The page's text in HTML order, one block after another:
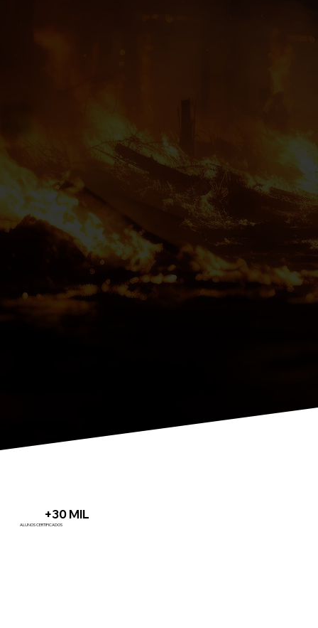
+30 MIL
ALUNOS CERTIFICADOS